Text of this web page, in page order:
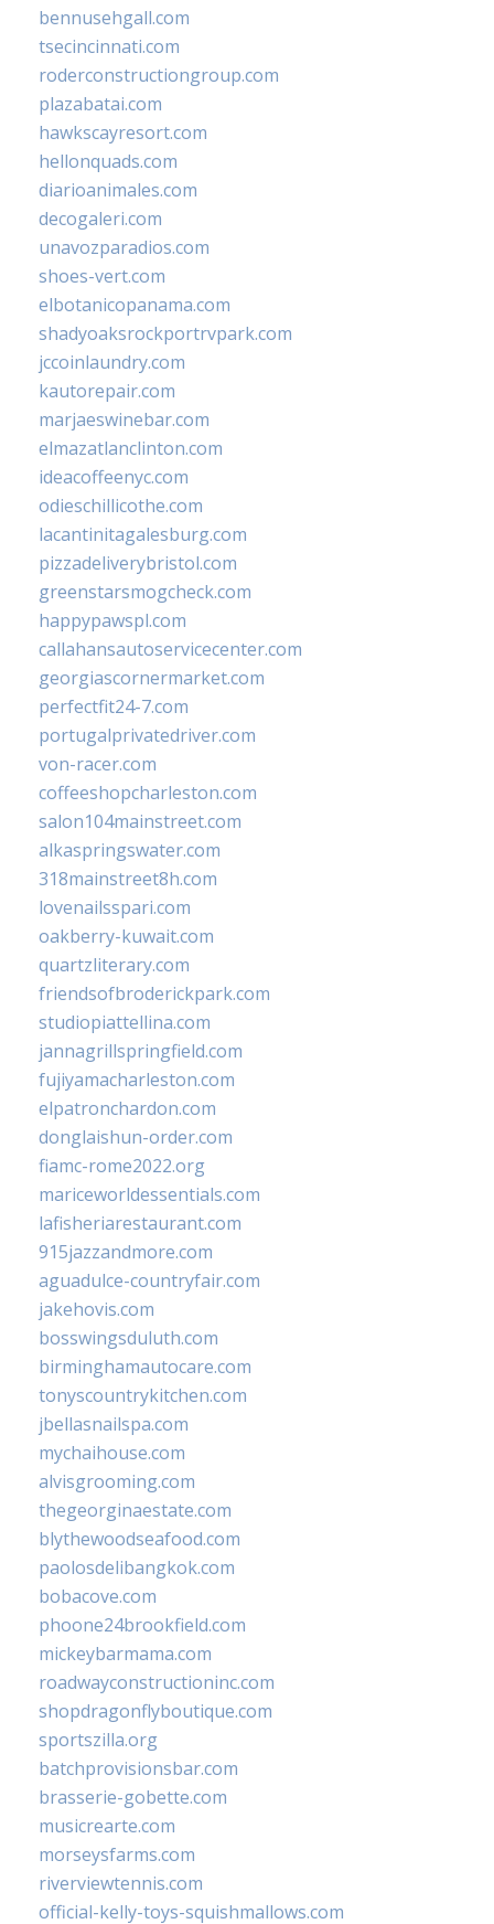
bennusehgall.com
tsecincinnati.com
roderconstructiongroup.com
plazabatai.com
hawkscayresort.com
hellonquads.com
diarioanimales.com
decogaleri.com
unavozparadios.com
shoes-vert.com
elbotanicopanama.com
shadyoaksrockportrvpark.com
jccoinlaundry.com
kautorepair.com
marjaeswinebar.com
elmazatlanclinton.com
ideacoffeenyc.com
odieschillicothe.com
lacantinitagalesburg.com
pizzadeliverybristol.com
greenstarsmogcheck.com
happypawspl.com
callahansautoservicecenter.com
georgiascornermarket.com
perfectfit24-7.com
portugalprivatedriver.com
von-racer.com
coffeeshopcharleston.com
salon104mainstreet.com
alkaspringswater.com
318mainstreet8h.com
lovenailsspari.com
oakberry-kuwait.com
quartzliterary.com
friendsofbroderickpark.com
studiopiattellina.com
jannagrillspringfield.com
fujiyamacharleston.com
elpatronchardon.com
donglaishun-order.com
fiamc-rome2022.org
mariceworldessentials.com
lafisheriarestaurant.com
915jazzandmore.com
aguadulce-countryfair.com
jakehovis.com
bosswingsduluth.com
birminghamautocare.com
tonyscountrykitchen.com
jbellasnailspa.com
mychaihouse.com
alvisgrooming.com
thegeorginaestate.com
blythewoodseafood.com
paolosdelibangkok.com
bobacove.com
phoone24brookfield.com
mickeybarmama.com
roadwayconstructioninc.com
shopdragonflyboutique.com
sportszilla.org
batchprovisionsbar.com
brasserie-gobette.com
musicrearte.com
morseysfarms.com
riverviewtennis.com
official-kelly-toys-squishmallows.com